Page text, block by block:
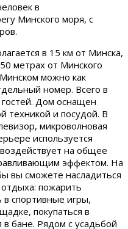
в
Минского моря, с
в 15 км от Минска,
метрах от Минского
можно как
номер. Всего в
гостей. Дом оснащен
техникой и посудой. В
микроволновая
используется
на общее
эффектом. На
вы сможете насладиться
пожарить
спортивные игры,
покупаться в
в бане. Рядом с усадьбой